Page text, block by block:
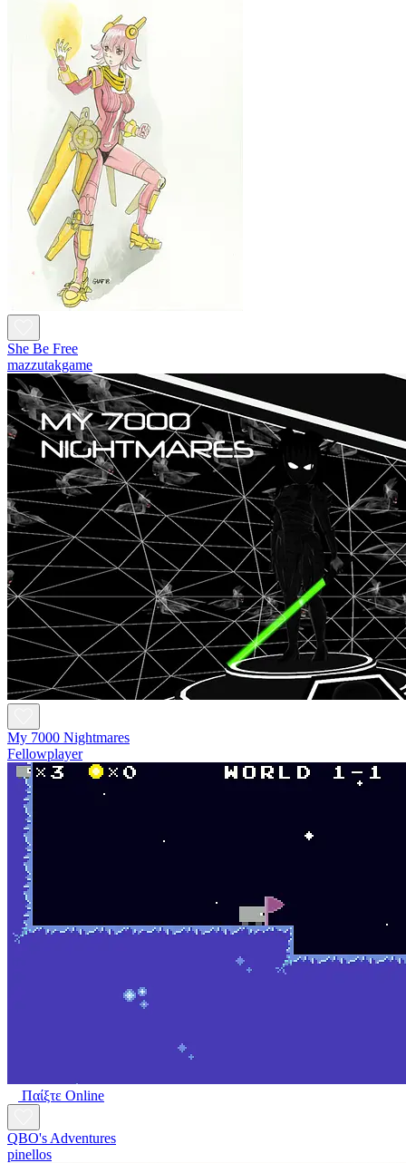
She Be Free
mazzutakgame
My 7000 Nightmares
Fellowplayer
Παίξτε Online
QBO's Adventures
pinellos